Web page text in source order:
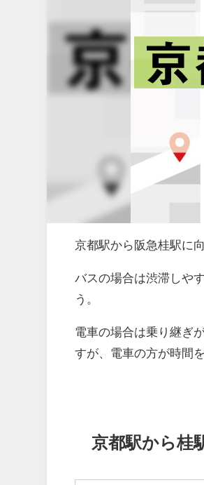
京都駅から阪急桂駅に
バスの場合は渋滞しや
う。
電車の場合は乗り継ぎ
すが、電車の方が時間
京都駅から桂